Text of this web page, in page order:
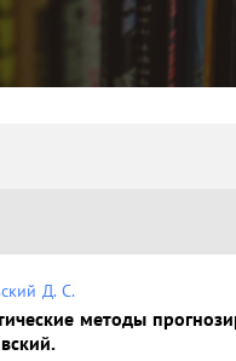
Д. С.
методы